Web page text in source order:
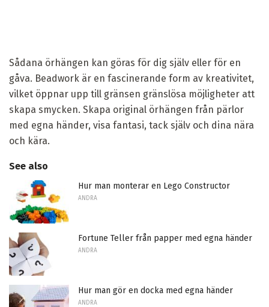
Sådana örhängen kan göras för dig själv eller för en
gåva. Beadwork är en fascinerande form av kreativitet,
vilket öppnar upp till gränsen gränslösa möjligheter att
skapa smycken. Skapa original örhängen från pärlor
med egna händer, visa fantasi, tack själv och dina nära
och kära.
See also
Hur man monterar en Lego Constructor
ANDRA
Fortune Teller från papper med egna händer
ANDRA
Hur man gör en docka med egna händer
ANDRA